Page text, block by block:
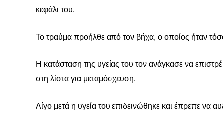
κεφάλι του.
Το τραύμα προήλθε από τον βήχα, ο οποίος ήταν
Η κατάσταση της υγείας του τον ανάγκασε να
στη λίστα για μεταμόσχευση.
Λίγο μετά η υγεία του επιδεινώθηκε και έπρεπε να